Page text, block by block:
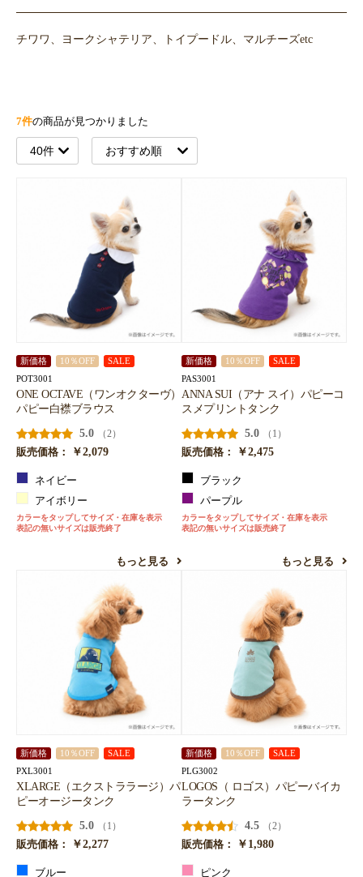
チワワ、ヨークシャテリア、トイプードル、マルチーズetc
7件の商品が見つかりました
新価格 10％OFF SALE
POT3001
ONE OCTAVE（ワンオクターヴ）
パピー白襟ブラウス
5.0
（2）
販売価格：
￥2,079
ネイビー
アイボリー
カラーをタップしてサイズ・在庫を表示
表記の無いサイズは販売終了
もっと見る
新価格 10％OFF SALE
PAS3001
ANNA SUI（アナ スイ）パピーコ
スメプリントタンク
5.0
（1）
販売価格：
￥2,475
ブラック
パープル
カラーをタップしてサイズ・在庫を表示
表記の無いサイズは販売終了
もっと見る
新価格 10％OFF SALE
PXL3001
XLARGE（エクストララージ）パ
ピーオージータンク
5.0
（1）
販売価格：
￥2,277
ブルー
新価格 10％OFF SALE
PLG3002
LOGOS（ ロゴス）パピーバイカ
ラータンク
4.5
（2）
販売価格：
￥1,980
ピンク